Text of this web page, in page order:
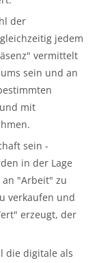
der
jedem
vermittelt
sein und an
mit
sein -
in der Lage
"Arbeit" zu
verkaufen und
erzeugt, der
die digitale als